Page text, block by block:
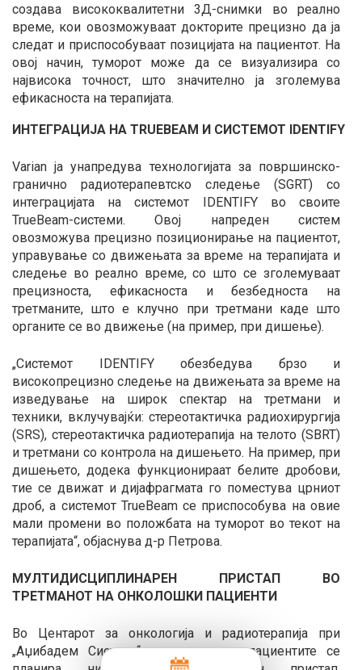
создава висококвалитетни 3Д-снимки во реално
време, кои овозможуваат докторите прецизно да ја
следат и приспособуваат позицијата на пациентот. На
овој начин, туморот може да се визуализира со
највисока точност, што значително ја зголемува
ефикасноста на терапијата.
ИНТЕГРАЦИЈА НА TRUEBEAM И СИСТЕМОТ IDENTIFY
Varian ја унапредува технологијата за површинско-
гранично радиотерапевтско следење (SGRT) со
интеграцијата на системот IDENTIFY во своите
TrueBeam-системи. Овој напреден систем
овозможува прецизно позиционирање на пациентот,
управување со движењата за време на терапијата и
следење во реално време, со што се зголемуваат
прецизноста, ефикасноста и безбедноста на
третманите, што е клучно при третмани каде што
органите се во движење (на пример, при дишење).
„Системот IDENTIFY обезбедува брзо и
високопрецизно следење на движењата за време на
изведување на широк спектар на третмани и
техники, вклучувајќи: стереотактичка радиохирургија
(SRS), стереотактичка радиотерапија на телото (SBRT)
и третмани со контрола на дишењето. На пример, при
дишењето, додека функционираат белите дробови,
тие се движат и дијафрагмата го поместува црниот
дроб, а системот TrueBeam се приспособува на овие
мали промени во положбата на туморот во текот на
терапијата“, објаснува д-р Петрова.
МУЛТИДИСЦИПЛИНАРЕН ПРИСТАП ВО
ТРЕТМАНОТ НА ОНКОЛОШКИ ПАЦИЕНТИ
Во Центарот за онкологија и радиотерапија при
„Аџибадем Систина“, третманот на пациентите се